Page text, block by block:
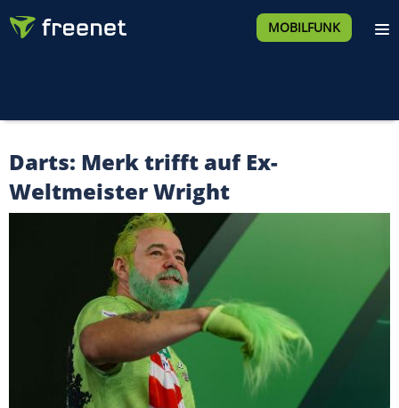
MOBILFUNK
Darts: Merk trifft auf Ex-
Weltmeister Wright